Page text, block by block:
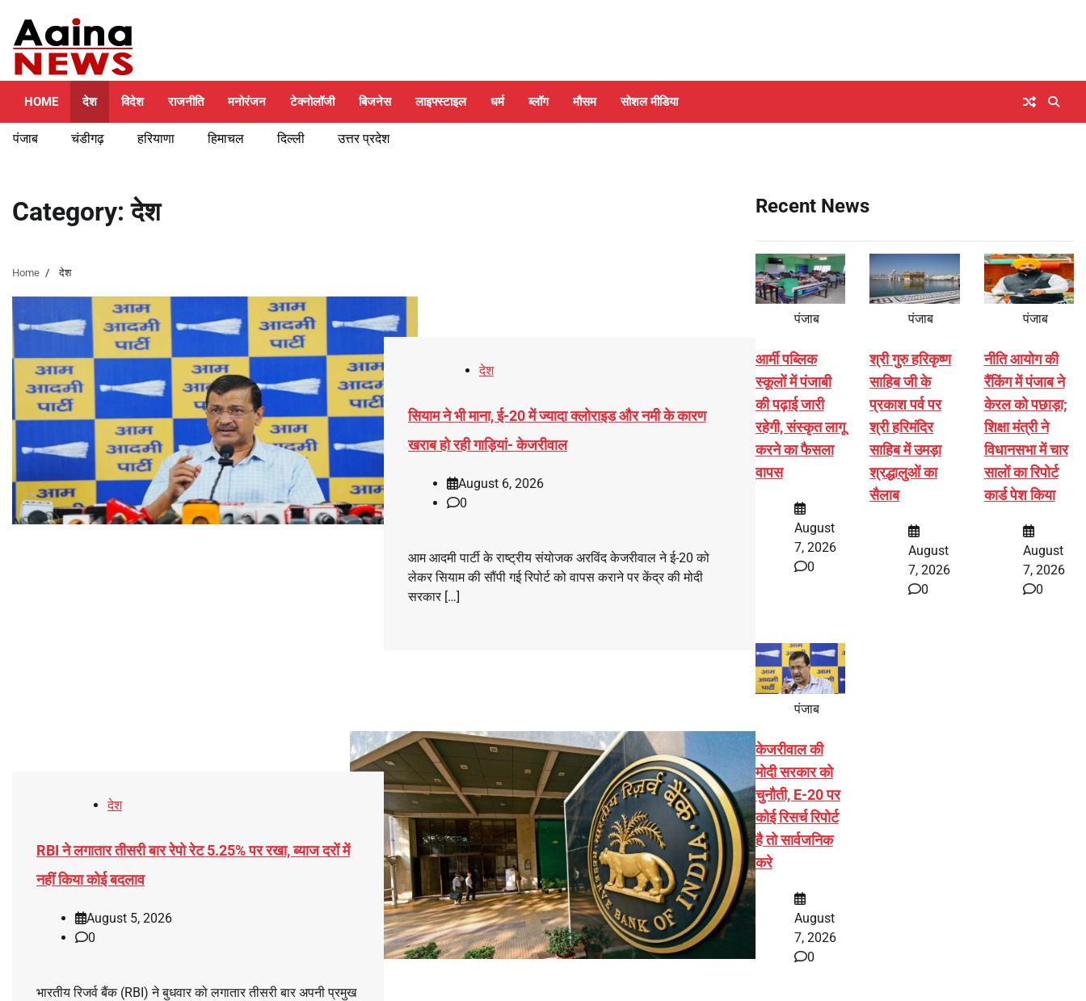
content
HOME देश विदेश राजनीति मनोरंजन टेक्नोलॉजी बिजनेस लाइफ्स्टाइल धर्म ब्लॉग मौसम सोशल मीडिया
पंजाब चंडीगढ़ हरियाणा हिमाचल दिल्ली उत्तर प्रदेश
Category:देश
Home देश
देश
सियाम ने भी माना, ई-20 में ज्यादा क्लोराइड और नमी के कारण
खराब हो रही गाड़ियां- केजरीवाल
August 6, 2026
0
आम आदमी पार्टी के राष्ट्रीय संयोजक अरविंद केजरीवाल ने ई-20 को
लेकर सियाम की सौंपी गई रिपोर्ट को वापस कराने पर केंद्र की मोदी
सरकार […]
देश
RBI ने लगातार तीसरी बार रेपो रेट 5.25% पर रखा, ब्याज दरों में
नहीं किया कोई बदलाव
August 5, 2026
0
भारतीय रिजर्व बैंक (RBI) ने बुधवार को लगातार तीसरी बार अपनी प्रमुख
Recent News
पंजाब
आर्मी पब्लिक
स्कूलों में पंजाबी
की पढ़ाई जारी
रहेगी, संस्कृत लागू
करने का फैसला
वापस
August
7, 2026
0
पंजाब
श्री गुरु हरिकृष्ण
साहिब जी के
प्रकाश पर्व पर
श्री हरिमंदिर
साहिब में उमड़ा
श्रद्धालुओं का
सैलाब
August
7, 2026
0
पंजाब
नीति आयोग की
रैंकिंग में पंजाब ने
केरल को पछाड़ा;
शिक्षा मंत्री ने
विधानसभा में चार
सालों का रिपोर्ट
कार्ड पेश किया
August
7, 2026
0
पंजाब
केजरीवाल की
मोदी सरकार को
चुनौती, E-20 पर
कोई रिसर्च रिपोर्ट
है तो सार्वजनिक
करे
August
7, 2026
0